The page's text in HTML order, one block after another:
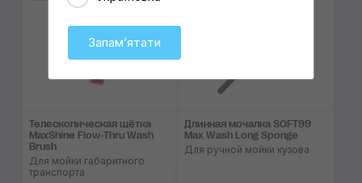
Телескопическая щётка
MaxShine Flow-Thru Wash
Brush
Для мойки габаритного
транспорта
Длинная мочалка SOFT99
Max Wash Long Sponge
Для ручной мойки кузова
Запамʼятати